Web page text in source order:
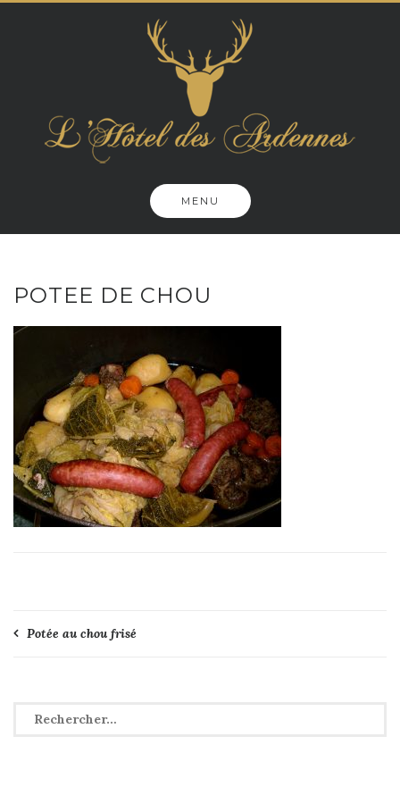
MENU
POTEE DE CHOU
Navigation
Potée au chou frisé
Rechercher :